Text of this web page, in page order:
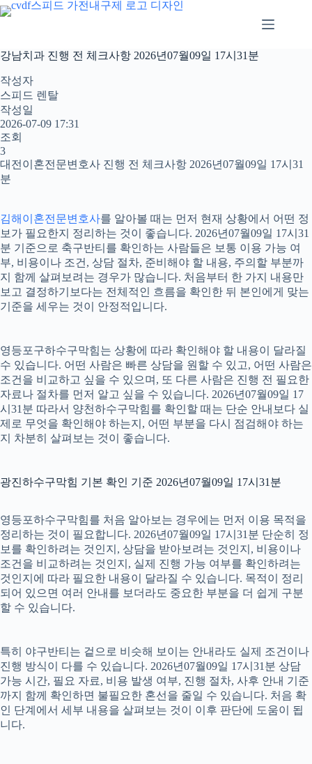
본
문
로
건
너
뛰
기
강남치과 진행 전 체크사항 2026년07월09일 17시31분
작성자
스피드 렌탈
작성일
2026-07-09 17:31
조회
3
대전이혼전문변호사 진행 전 체크사항 2026년07월09일 17시31
분
김해이혼전문변호사를 알아볼 때는 먼저 현재 상황에서 어떤 정
보가 필요한지 정리하는 것이 좋습니다. 2026년07월09일 17시31
분 기준으로 축구반티를 확인하는 사람들은 보통 이용 가능 여
부, 비용이나 조건, 상담 절차, 준비해야 할 내용, 주의할 부분까
지 함께 살펴보려는 경우가 많습니다. 처음부터 한 가지 내용만
보고 결정하기보다는 전체적인 흐름을 확인한 뒤 본인에게 맞는
기준을 세우는 것이 안정적입니다.
영등포구하수구막힘는 상황에 따라 확인해야 할 내용이 달라질
수 있습니다. 어떤 사람은 빠른 상담을 원할 수 있고, 어떤 사람은
조건을 비교하고 싶을 수 있으며, 또 다른 사람은 진행 전 필요한
자료나 절차를 먼저 알고 싶을 수 있습니다. 2026년07월09일 17
시31분 따라서 양천하수구막힘를 확인할 때는 단순 안내보다 실
제로 무엇을 확인해야 하는지, 어떤 부분을 다시 점검해야 하는
지 차분히 살펴보는 것이 좋습니다.
광진하수구막힘 기본 확인 기준 2026년07월09일 17시31분
영등포하수구막힘를 처음 알아보는 경우에는 먼저 이용 목적을
정리하는 것이 필요합니다. 2026년07월09일 17시31분 단순히 정
보를 확인하려는 것인지, 상담을 받아보려는 것인지, 비용이나
조건을 비교하려는 것인지, 실제 진행 가능 여부를 확인하려는
것인지에 따라 필요한 내용이 달라질 수 있습니다. 목적이 정리
되어 있으면 여러 안내를 보더라도 중요한 부분을 더 쉽게 구분
할 수 있습니다.
특히 야구반티는 겉으로 비슷해 보이는 안내라도 실제 조건이나
진행 방식이 다를 수 있습니다. 2026년07월09일 17시31분 상담
가능 시간, 필요 자료, 비용 발생 여부, 진행 절차, 사후 안내 기준
까지 함께 확인하면 불필요한 혼선을 줄일 수 있습니다. 처음 확
인 단계에서 세부 내용을 살펴보는 것이 이후 판단에 도움이 됩
니다.